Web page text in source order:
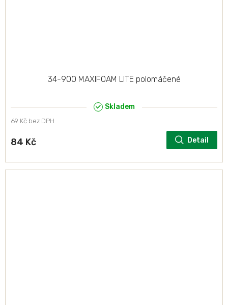
34-900 MAXIFOAM LITE polomáčené
Skladem
69 Kč bez DPH
84 Kč Detail